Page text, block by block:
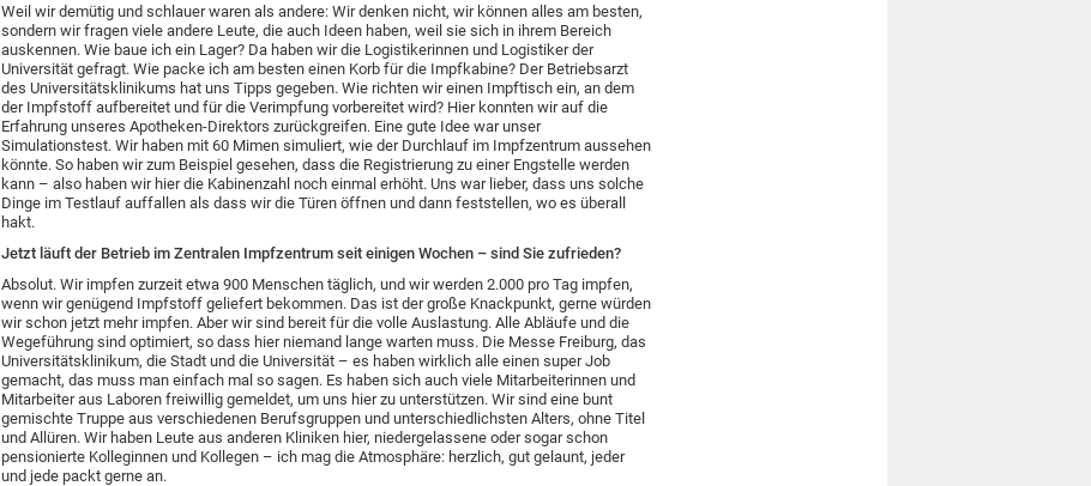
Weil wir demütig und schlauer waren als andere: Wir denken nicht, wir können alles am besten,
sondern wir fragen viele andere Leute, die auch Ideen haben, weil sie sich in ihrem Bereich
auskennen. Wie baue ich ein Lager? Da haben wir die Logistikerinnen und Logistiker der
Universität gefragt. Wie packe ich am besten einen Korb für die Impfkabine? Der Betriebsarzt
des Universitätsklinikums hat uns Tipps gegeben. Wie richten wir einen Impftisch ein, an dem
der Impfstoff aufbereitet und für die Verimpfung vorbereitet wird? Hier konnten wir auf die
Erfahrung unseres Apotheken-Direktors zurückgreifen. Eine gute Idee war unser
Simulationstest. Wir haben mit 60 Mimen simuliert, wie der Durchlauf im Impfzentrum aussehen
könnte. So haben wir zum Beispiel gesehen, dass die Registrierung zu einer Engstelle werden
kann – also haben wir hier die Kabinenzahl noch einmal erhöht. Uns war lieber, dass uns solche
Dinge im Testlauf auffallen als dass wir die Türen öffnen und dann feststellen, wo es überall
hakt.
Jetzt läuft der Betrieb im Zentralen Impfzentrum seit einigen Wochen – sind Sie zufrieden?
Absolut. Wir impfen zurzeit etwa 900 Menschen täglich, und wir werden 2.000 pro Tag impfen,
wenn wir genügend Impfstoff geliefert bekommen. Das ist der große Knackpunkt, gerne würden
wir schon jetzt mehr impfen. Aber wir sind bereit für die volle Auslastung. Alle Abläufe und die
Wegeführung sind optimiert, so dass hier niemand lange warten muss. Die Messe Freiburg, das
Universitätsklinikum, die Stadt und die Universität – es haben wirklich alle einen super Job
gemacht, das muss man einfach mal so sagen. Es haben sich auch viele Mitarbeiterinnen und
Mitarbeiter aus Laboren freiwillig gemeldet, um uns hier zu unterstützen. Wir sind eine bunt
gemischte Truppe aus verschiedenen Berufsgruppen und unterschiedlichsten Alters, ohne Titel
und Allüren. Wir haben Leute aus anderen Kliniken hier, niedergelassene oder sogar schon
pensionierte Kolleginnen und Kollegen – ich mag die Atmosphäre: herzlich, gut gelaunt, jeder
und jede packt gerne an.